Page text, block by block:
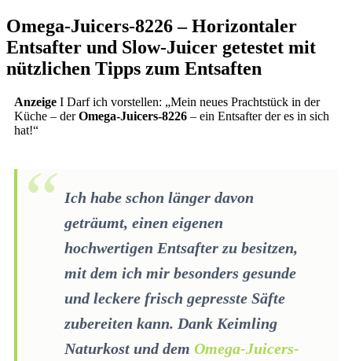
Omega-Juicers-8226 – Horizontaler
Entsafter und Slow-Juicer getestet mit
nützlichen Tipps zum Entsaften
Anzeige I Darf ich vorstellen: „Mein neues Prachtstück in der
Küche – derOmega-Juicers-8226 – ein Entsafter der es in sich
hat!“
Ich habe schon länger davon
geträumt, einen eigenen
hochwertigen Entsafter zu besitzen,
mit dem ich mir besonders gesunde
und leckere frisch gepresste Säfte
zubereiten kann. Dank Keimling
Naturkost und dem Omega-Juicers-